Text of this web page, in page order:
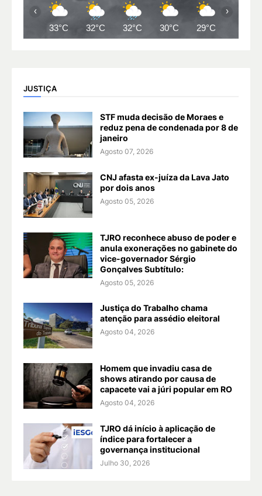
33°C 32°C 32°C 30°C 29°C
‹ ›
JUSTIÇA
STF muda decisão de Moraes e
reduz pena de condenada por 8 de
janeiro
Agosto 07, 2026
CNJ afasta ex-juíza da Lava Jato
por dois anos
Agosto 05, 2026
TJRO reconhece abuso de poder e
anula exonerações no gabinete do
vice-governador Sérgio
Gonçalves Subtítulo:
Agosto 05, 2026
Justiça do Trabalho chama
atenção para assédio eleitoral
Agosto 04, 2026
Homem que invadiu casa de
shows atirando por causa de
capacete vai a júri popular em RO
Agosto 04, 2026
TJRO dá início à aplicação de
índice para fortalecer a
governança institucional
Julho 30, 2026